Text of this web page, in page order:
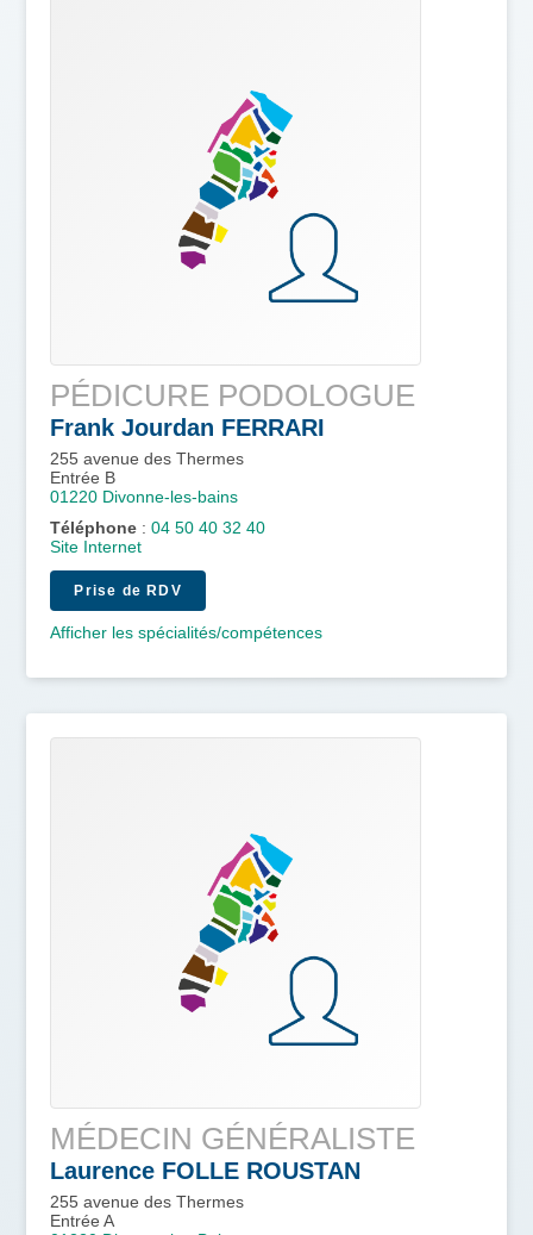
PÉDICURE PODOLOGUE
Frank Jourdan FERRARI
255 avenue des Thermes
Entrée B
01220 Divonne-les-bains
Téléphone : 04 50 40 32 40
Site Internet
Prise de RDV
Afficher les spécialités/compétences
MÉDECIN GÉNÉRALISTE
Laurence FOLLE ROUSTAN
255 avenue des Thermes
Entrée A